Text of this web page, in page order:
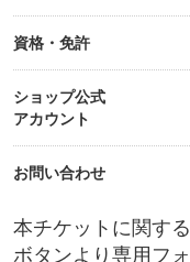
資格・免許
ショップ公式
アカウント
お問い合わせ
本チケットに関す
ボタンより専用フ